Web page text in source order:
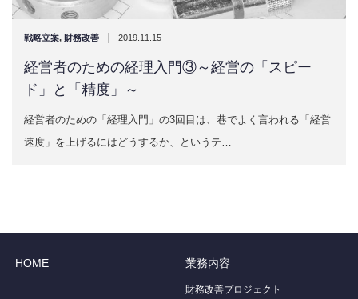
戦略立案, 財務改善 | 2019.11.15
経営者のための経理入門③～経営の「スピー
ド」と「精度」～
経営者のための「経理入門」の3回目は、巷でよく言われる「経営
速度」を上げるにはどうするか、というテ…
HOME 業務内容
財務改善プロジェクト